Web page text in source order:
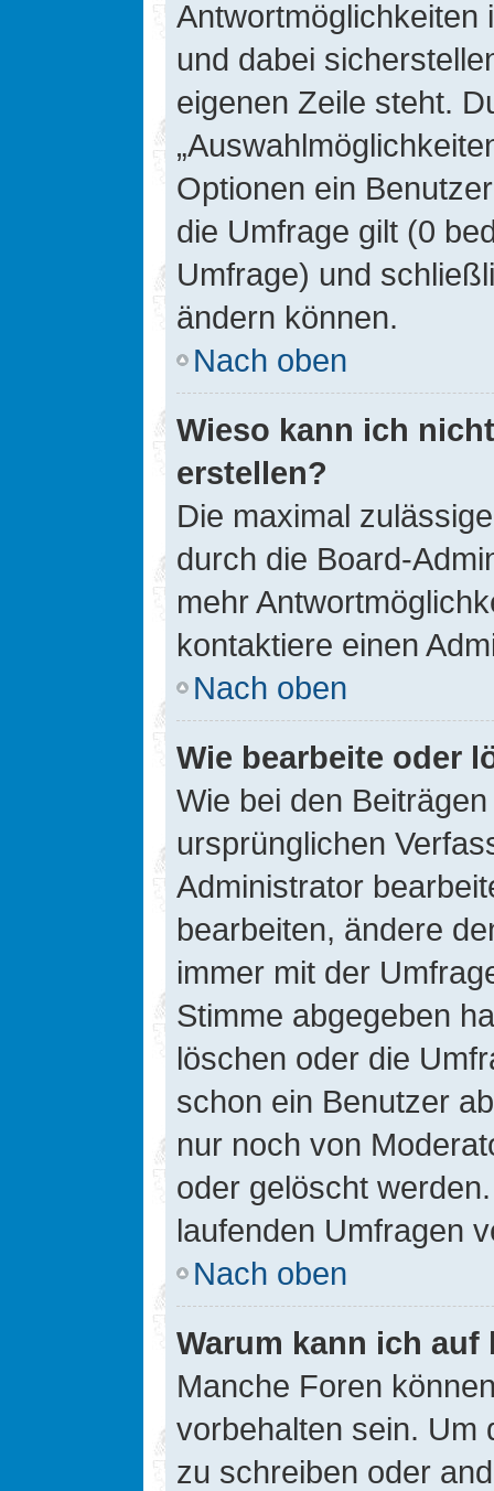
Antwortmöglichkeiten
und dabei
eigenen Zeile steht.
Optionen ein
die Umfrage gilt (0
Umfrage) und
ändern können.
Nach oben
Wieso kann ich
erstellen?
Die maximal
durch die Board-
mehr
kontaktiere einen
Nach oben
Wie bearbeite oder
Wie bei den
ursprünglichen
Administrator
bearbeiten, ändere
immer mit der
Stimme abgegeben
löschen oder die
schon ein Benutzer
nur noch von
oder gelöscht
laufenden Umfragen
Nach oben
Warum kann ich
Manche Foren
vorbehalten sein. Um
zu schreiben oder